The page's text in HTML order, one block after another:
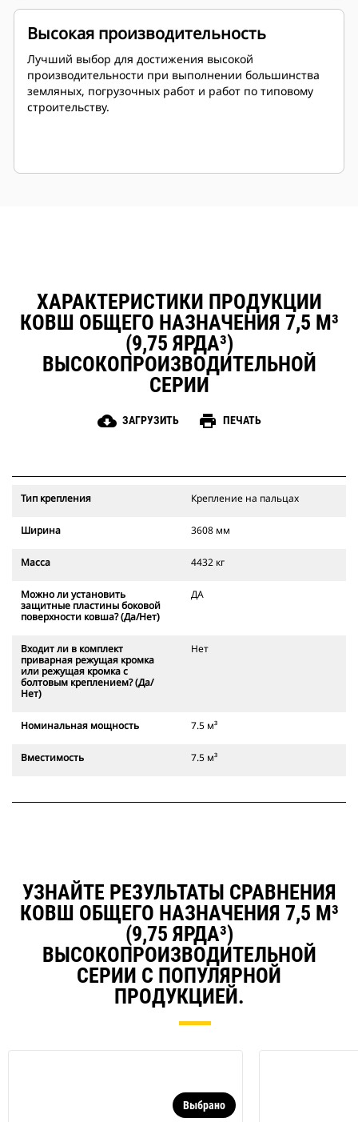
Высокая производительность
Лучший выбор для достижения высокой
производительности при выполнении большинства
земляных, погрузочных работ и работ по типовому
строительству.
ХАРАКТЕРИСТИКИ ПРОДУКЦИИ
КОВШ ОБЩЕГО НАЗНАЧЕНИЯ 7,5 М³
(9,75 ЯРДА³)
ВЫСОКОПРОИЗВОДИТЕЛЬНОЙ
СЕРИИ
cloud_download ЗАГРУЗИТЬ print ПЕЧАТЬ
Тип крепления Крепление на пальцах
Ширина 3608 мм
Масса 4432 кг
Можно ли установить
защитные пластины боковой
поверхности ковша? (Да/Нет)
ДА
Входит ли в комплект
приварная режущая кромка
или режущая кромка с
болтовым креплением? (Да/
Нет)
Нет
Номинальная мощность 7.5 м³
Вместимость 7.5 м³
УЗНАЙТЕ РЕЗУЛЬТАТЫ СРАВНЕНИЯ
КОВШ ОБЩЕГО НАЗНАЧЕНИЯ 7,5 М³
(9,75 ЯРДА³)
ВЫСОКОПРОИЗВОДИТЕЛЬНОЙ
СЕРИИ С ПОПУЛЯРНОЙ
ПРОДУКЦИЕЙ.
Выбрано